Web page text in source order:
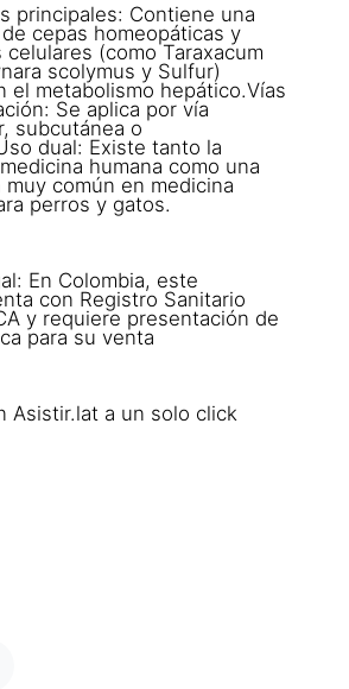
principales: Contiene una
cepas homeopáticas y
celulares (como Taraxacum
scolymus y Sulfur)
el metabolismo hepático.Vías
Se aplica por vía
subcutánea o
dual: Existe tanto la
humana como una
común en medicina
perros y gatos.
En Colombia, este
con Registro Sanitario
y requiere presentación de
para su venta
Asistir.lat a un solo click